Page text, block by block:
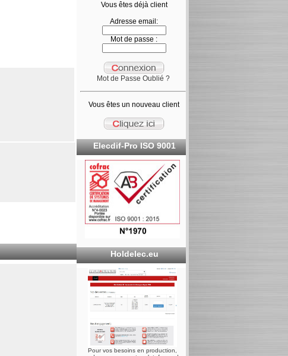
Vous êtes déjà client
Adresse email:
Mot de passe :
Mot de Passe Oublié ?
Vous êtes un nouveau client
Elecdif-Pro ISO 9001
Holdelec.eu
Pour vos besoins en production,